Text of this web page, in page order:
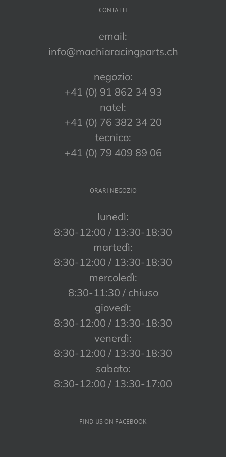
CONTATTI
email:
info@machiaracingparts.ch
negozio:
+41 (0) 91 862 34 93
natel:
+41 (0) 76 382 34 20
tecnico:
+41 (0) 79 409 89 06
ORARI NEGOZIO
lunedì:
8:30-12:00 / 13:30-18:30
martedì:
8:30-12:00 / 13:30-18:30
mercoledì:
8:30-11:30 / chiuso
giovedì:
8:30-12:00 / 13:30-18:30
venerdì:
8:30-12:00 / 13:30-18:30
sabato:
8:30-12:00 / 13:30-17:00
FIND US ON FACEBOOK